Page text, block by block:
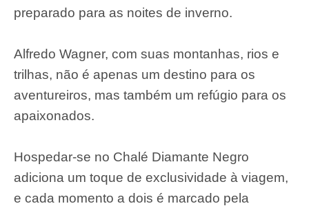
preparado para as noites de inverno.
Alfredo Wagner, com suas montanhas, rios e
trilhas, não é apenas um destino para os
aventureiros, mas também um refúgio para os
apaixonados.
Hospedar-se no Chalé Diamante Negro
adiciona um toque de exclusividade à viagem,
e cada momento a dois é marcado pela